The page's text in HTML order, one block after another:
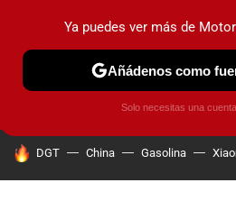
PRUEBAS COCHES ELÉCTRICOS
HOY SE HABLA DE
DGT China Gasolina
Ya puedes ver más de
Añádenos como
Solo necesitas una